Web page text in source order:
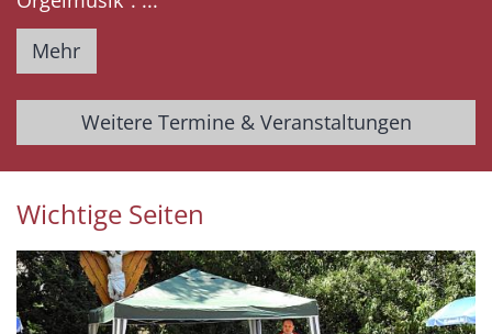
Mehr
Weitere Termine & Veranstaltungen
Wichtige Seiten